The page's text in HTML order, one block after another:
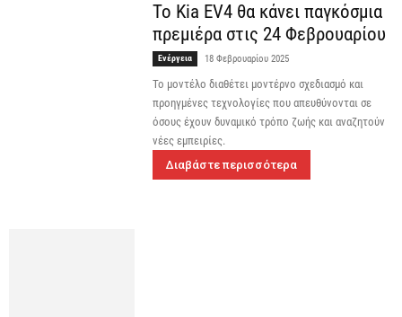
Το Kia EV4 θα κάνει παγκόσμια
πρεμιέρα στις 24 Φεβρουαρίου
Ενέργεια 18 Φεβρουαρίου 2025
Το μοντέλο διαθέτει μοντέρνο σχεδιασμό και
προηγμένες τεχνολογίες που απευθύνονται σε
όσους έχουν δυναμικό τρόπο ζωής και αναζητούν
νέες εμπειρίες.
Διαβάστε περισσότερα